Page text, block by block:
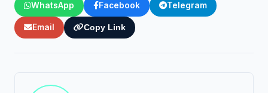
WhatsApp Facebook Telegram
Email Copy Link